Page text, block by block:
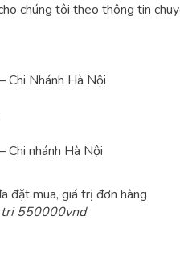
chúng tôi theo thông tin
Chi Nhánh Hà Nội
Chi nhánh Hà Nội
đặt mua, giá trị đơn hàng
tri 550000vnd